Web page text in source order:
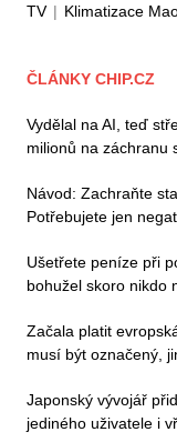
TV | Klimatizace
ČLÁNKY CHIP.CZ
Vydělal na AI, teď
milionů na záchranu
Návod: Zachraňte
Potřebujete jen
Ušetřete peníze při
bohužel skoro nikdo
Začala platit
musí být označený,
Japonský vývojář
jediného uživatele i